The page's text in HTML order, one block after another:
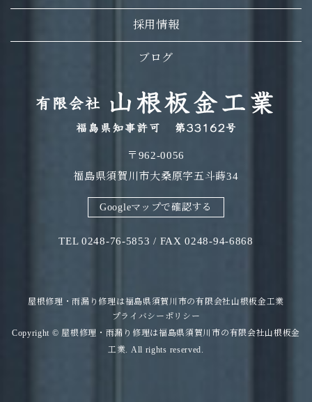
採用情報
ブログ
〒962-0056
福島県須賀川市大桑原字五斗蒔34
Googleマップで確認する
TEL 0248-76-5853 / FAX 0248-94-6868
屋根修理・雨漏り修理は福島県須賀川市の有限会社山根板金工業
プライバシーポリシー
Copyright © 屋根修理・雨漏り修理は福島県須賀川市の有限会社山根板金
工業. All rights reserved.